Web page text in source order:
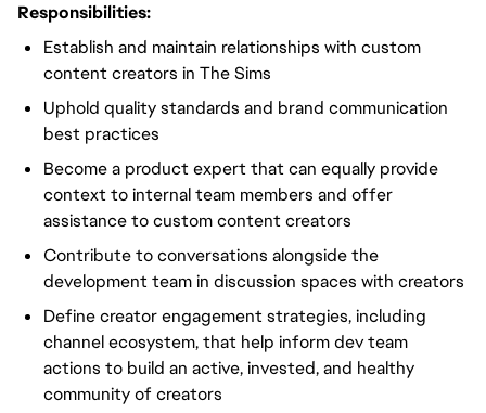
Responsibilities:
Establish and maintain relationships with custom
content creators in The Sims
Uphold quality standards and brand communication
best practices
Become a product expert that can equally provide
context to internal team members and offer
assistance to custom content creators
Contribute to conversations alongside the
development team in discussion spaces with creators
Define creator engagement strategies, including
channel ecosystem, that help inform dev team
actions to build an active, invested, and healthy
community of creators